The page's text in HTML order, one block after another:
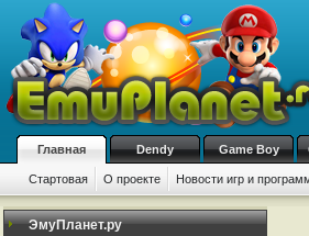
Главная Dendy Game Boy
Стартовая О проекте Новости игр и
ЭмуПланет.ру